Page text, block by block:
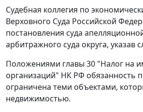
Судебная коллегия по
Верховного Суда Российской
постановления суда
арбитражного суда округа, указав
Положениями главы 30 "Налог на
организаций" НК РФ обязанность
ограничена теми объектами,
недвижимостью.